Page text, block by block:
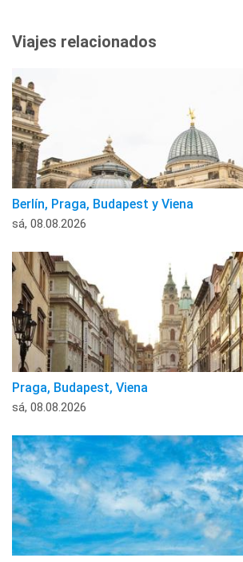
Viajes relacionados
Berlín, Praga, Budapest y Viena
sá, 08.08.2026
Praga, Budapest, Viena
sá, 08.08.2026